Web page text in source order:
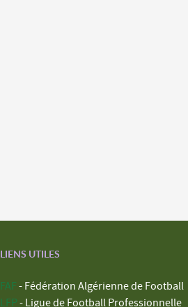
LIENS UTILES
FAF - Fédération Algérienne de Football
LFP - Ligue de Football Professionnelle